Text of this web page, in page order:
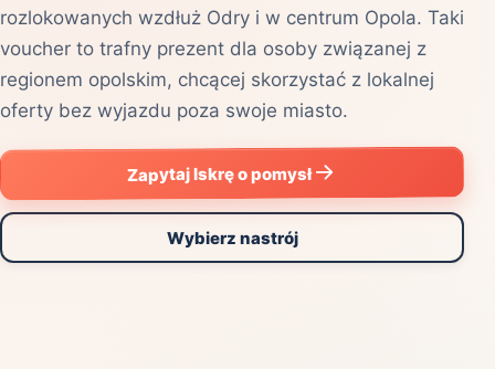
rozlokowanych wzdłuż Odry i w centrum Opola. Taki
voucher to trafny prezent dla osoby związanej z
regionem opolskim, chcącej skorzystać z lokalnej
oferty bez wyjazdu poza swoje miasto.
Zapytaj Iskrę o pomysł
Wybierz nastrój